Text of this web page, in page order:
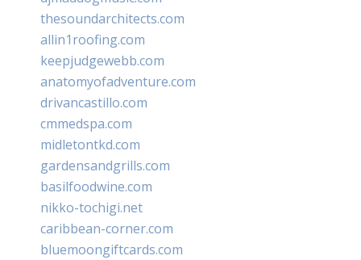
thesoundarchitects.com
allin1roofing.com
keepjudgewebb.com
anatomyofadventure.com
drivancastillo.com
cmmedspa.com
midletontkd.com
gardensandgrills.com
basilfoodwine.com
nikko-tochigi.net
caribbean-corner.com
bluemoongiftcards.com